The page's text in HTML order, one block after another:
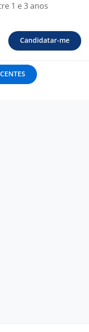
1 e 3 anos
Candidatar-me